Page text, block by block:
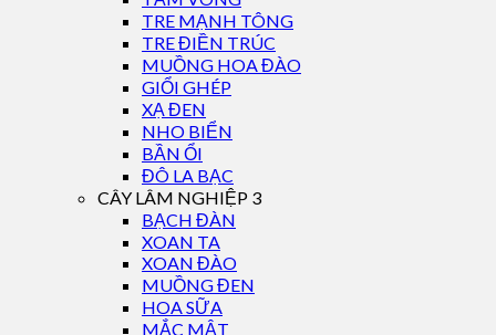
TRE MẠNH TÔNG
TRE ĐIỀN TRÚC
MUỒNG HOA ĐÀO
GIỔI GHÉP
XẠ ĐEN
NHO BIỂN
BẦN ỔI
ĐÔ LA BẠC
CÂY LÂM NGHIỆP 3
BẠCH ĐÀN
XOAN TA
XOAN ĐÀO
MUỒNG ĐEN
HOA SỮA
MẮC MẬT